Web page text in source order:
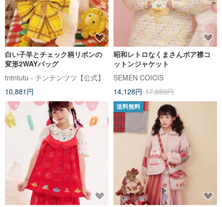
白い子羊とチェック柄リボンの
変形2WAYバッグ
tntntutu - テンテンツツ【公式】
10,881円
昭和レトロなくまさんボア襟コ
ットンジャケット
SEMEN COICIS
14,128円 17,659円
送料無料